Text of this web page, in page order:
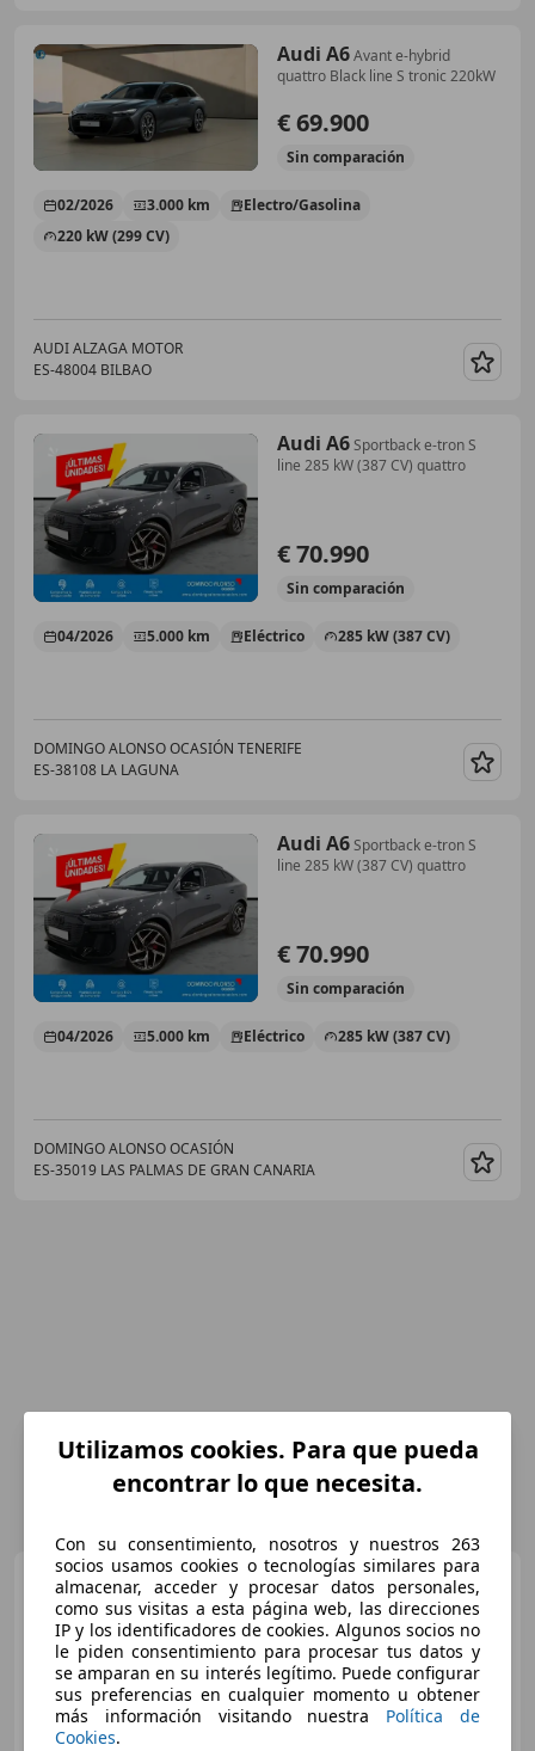
Audi A6Avant e-hybrid
quattro Black line S tronic 220kW
€ 69.900
Sin comparación
02/2026 3.000 km
Electro/Gasolina
220 kW (299 CV)
AUDI ALZAGA MOTOR
ES-48004 BILBAO
Audi A6Sportback e-tron S
line 285 kW (387 CV) quattro
€ 70.990
Sin comparación
04/2026 5.000 km Eléctrico 285 kW (387 CV)
DOMINGO ALONSO OCASIÓN TENERIFE
ES-38108 LA LAGUNA
Audi A6Sportback e-tron S
line 285 kW (387 CV) quattro
€ 70.990
Sin comparación
04/2026 5.000 km Eléctrico 285 kW (387 CV)
DOMINGO ALONSO OCASIÓN
ES-35019 LAS PALMAS DE GRAN CANARIA
Audi A6Avant e-hybrid
quattro Black line S tronic 220kW
€ 69.900
Sin comparación
02/2026
Utilizamos cookies. Para que pueda
encontrar lo que necesita.
Con su consentimiento, nosotros y nuestros 263
socios usamos cookies o tecnologías similares para
almacenar, acceder y procesar datos personales,
como sus visitas a esta página web, las direcciones
IP y los identificadores de cookies. Algunos socios no
le piden consentimiento para procesar tus datos y
se amparan en su interés legítimo. Puede configurar
sus preferencias en cualquier momento u obtener
más información visitando nuestra Política de
Cookies.